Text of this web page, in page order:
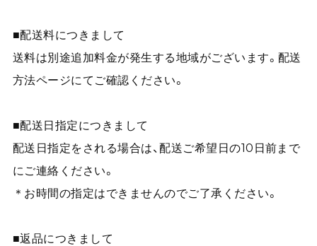
■配送料につきまして
送料は別途追加料金が発生する地域がございます。配送
方法ページにてご確認ください。
■配送日指定につきまして
配送日指定をされる場合は、配送ご希望日の10日前まで
にご連絡ください。
＊お時間の指定はできませんのでご了承ください。
■返品につきまして